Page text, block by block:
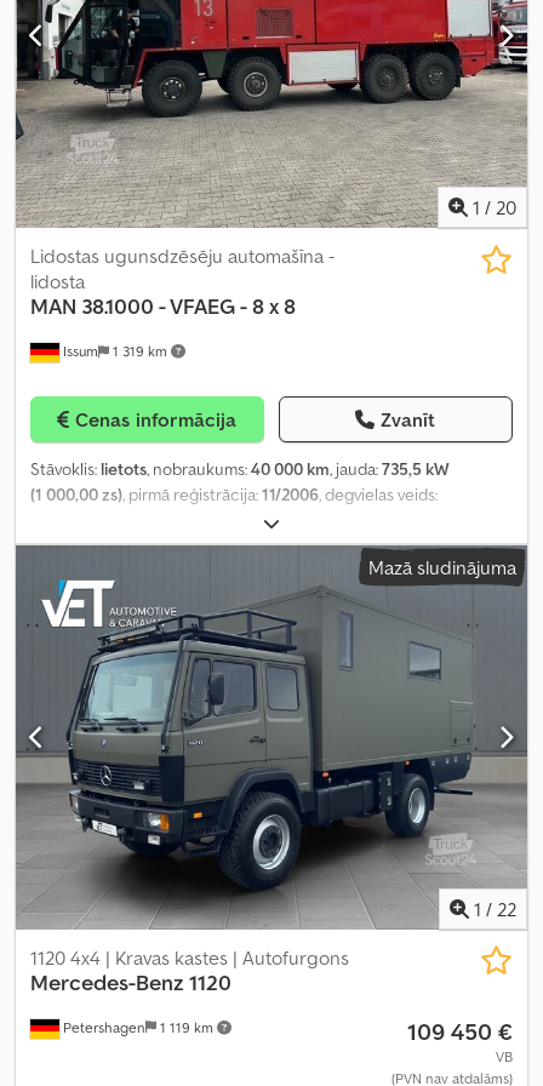
1 / 20
Issum 1 319 km
Lidostas ugunsdzēsēju automašīna -
lidosta
MAN 38.1000 - VFAEG - 8 x 8
Cenas informācija Zvanīt
Stāvoklis: lietots, nobraukums:40 000 km, jauda:735,5 kW
(1 000,00 zs), pirmā reģistrācija:11/2006, degvielas veids:
44 000 kg
krāsa:sarkans, Ražošanas gads:2006, Aprīkojums:gaisa
kondicionēšana, gaisa spilvens, papildu priekšējie lukturi, pilna
apkope vēsture, pilnpiedziņa, stāvvietas sildītājs, stūres
pastiprinātājs,
Mazā sludinājuma
1 / 22
Petershagen 1 119 km
1120 4x4 | Kravas kastes | Autofurgons
Mercedes-Benz 1120
109 450 €
VB
(PVN nav atdalāms)